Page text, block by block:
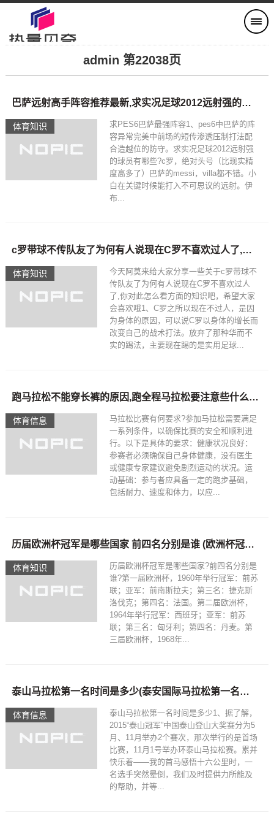
admin 第22038页
体育知识
巴萨远射高手阵容推荐最新,求实况足球2012远射强的球员有哪些?
求PES6巴萨最强阵容1、pes6中巴萨的阵
容异常完美中前场的短传渗透压制打法配
合造越位的防守。求实况足球2012远射强
的球员有哪些?c罗，绝对头号（比现实精
度高多了）巴萨的messi，villa都不错。小
白在关键时候能打入不可思议的远射。伊
布...
体育知识
c罗带球不传队友了为何有人说现在C罗不喜欢过人了,你对此怎么看
今天阿莫来给大家分享一些关于c罗带球不
传队友了为何有人说现在C罗不喜欢过人
了,你对此怎么看方面的知识吧，希望大家
会喜欢哦1、C罗之所以现在不过人，是因
为身体的原因，可以说C罗以身体的增长而
改变自己的战术打法。放弃了那种华而不
实的踢法，主要现在踢的是实用足球...
体育信息
跑马拉松不能穿长裤的原因,跑全程马拉松要注意些什么问题
马拉松比赛有何要求?参加马拉松需要满足
一系列条件，以确保比赛的安全和顺利进
行。以下是具体的要求：健康状况良好：
参赛者必须确保自己身体健康，没有医生
或健康专家建议避免剧烈运动的状况。运
动基础：参与者应具备一定的跑步基础，
包括耐力、速度和体力，以应...
体育知识
历届欧洲杯冠军是哪些国家 前四名分别是谁 (欧洲杯冠军各届冠军名单)
历届欧洲杯冠军是哪些国家?前四名分别是
谁?第一届欧洲杯，1960年举行冠军：前苏
联；亚军：前南斯拉夫；第三名：捷克斯
洛伐克；第四名：法国。第二届欧洲杯，
1964年举行冠军：西班牙；亚军：前苏
联；第三名：匈牙利；第四名：丹麦。第
三届欧洲杯，1968年...
体育信息
泰山马拉松第一名时间是多少(泰安国际马拉松第一名是谁)
泰山马拉松第一名时间是多少1、据了解，
2015“泰山冠军”中国泰山登山大奖赛分为5
月、11月举办2个赛次，那次举行的是首场
比赛，11月1号举办环泰山马拉松赛。累并
快乐着——我的首马感悟十六公里时，一
名选手突然晕倒，我们及时提供力所能及
的帮助，并等...